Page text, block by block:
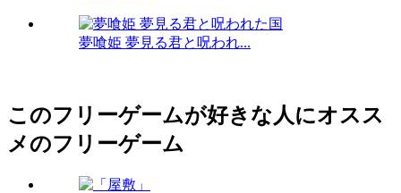
夢喰姫 夢見る君と呪われ...
このフリーゲームが好きな人にオスス
メのフリーゲーム